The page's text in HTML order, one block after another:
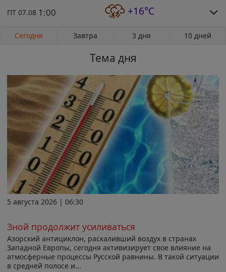
ПТ 07.08 1:00 +16°C
Сегодня Завтра 3 дня 10 дней
Тема дня
5 августа 2026 | 06:30
Зной продолжит усиливаться
Азорский антициклон, раскаливший воздух в странах
Западной Европы, сегодня активизирует свое влияние на
атмосферные процессы Русской равнины. В такой ситуации
в средней полосе и...